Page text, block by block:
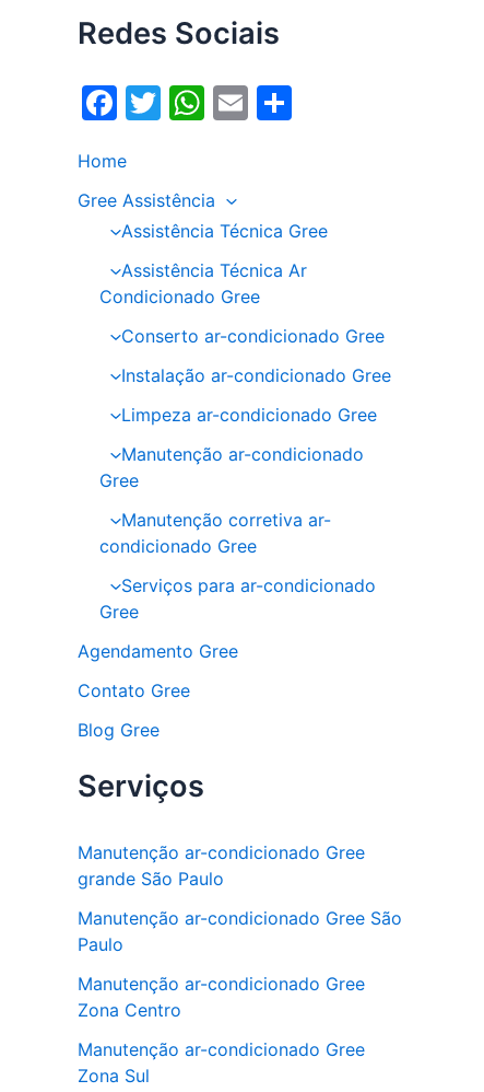
Redes Sociais
F
c
e
b
o
o
k
T
er
W
s
A
p
p
E
Home
Gree Assistência
Assistência Técnica Gree
Assistência Técnica Ar
Condicionado Gree
Conserto ar-condicionado Gree
Instalação ar-condicionado Gree
Limpeza ar-condicionado Gree
Manutenção ar-condicionado
Gree
Manutenção corretiva ar-
condicionado Gree
Serviços para ar-condicionado
Gree
Agendamento Gree
Contato Gree
Blog Gree
Serviços
Manutenção ar-condicionado Gree
grande São Paulo
Manutenção ar-condicionado Gree São
Paulo
Manutenção ar-condicionado Gree
Zona Centro
Manutenção ar-condicionado Gree
Zona Sul